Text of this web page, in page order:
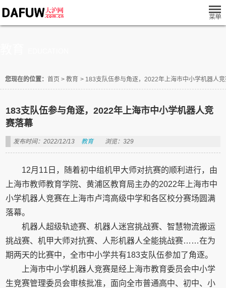
您现在的位置： 首页 > 教育 > 183支队伍参与角逐，2022年上海市中小学机器人
183支队伍参与角逐，2022年上海市中小学机器人竞
赛落幕
发布时间：2022/12/13 教育 浏览：329
12月11日，随着初中组机甲大师对抗赛的顺利进行，由
上海市教师教育学院、黄浦区教育局主办的2022年上海市中
小学机器人竞赛在上海市卢湾高级中学和各区校分赛场圆满
落幕。
机器人超级轨迹赛、机器人迷宫挑战赛、智慧物流搬运
挑战赛、机甲大师对抗赛、人形机器人全能挑战赛……在为
期两天的比赛中，全市中小学共有183支队伍参加了角逐。
上海市中小学机器人竞赛是经上海市教育委员会中小学
生竞赛管理委员会审核批准，面向全市普通高中、初中、小